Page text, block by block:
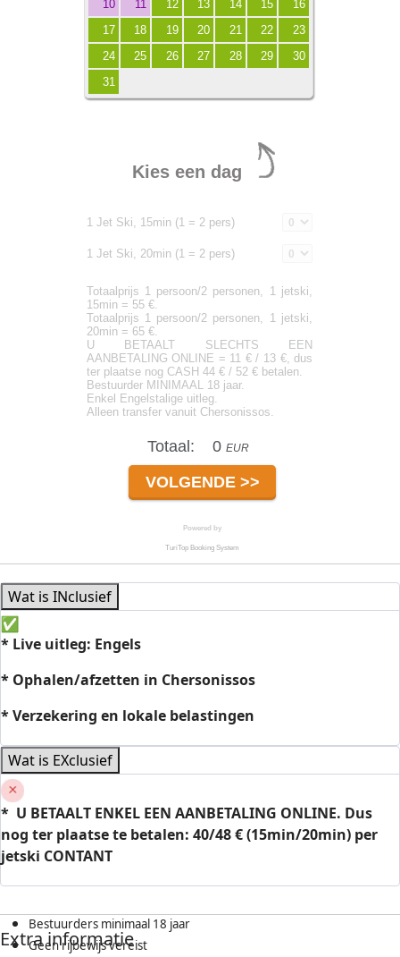
Wat is INclusief
* Live uitleg: Engels
* Ophalen/afzetten in Chersonissos
* Verzekering en lokale belastingen
Wat is EXclusief
* U BETAALT ENKEL EEN AANBETALING ONLINE. Dus
nog ter plaatse te betalen: 40/48 € (15min/20min) per
jetski CONTANT
Extra informatie
Bestuurders minimaal 18 jaar
Geen rijbewijs vereist